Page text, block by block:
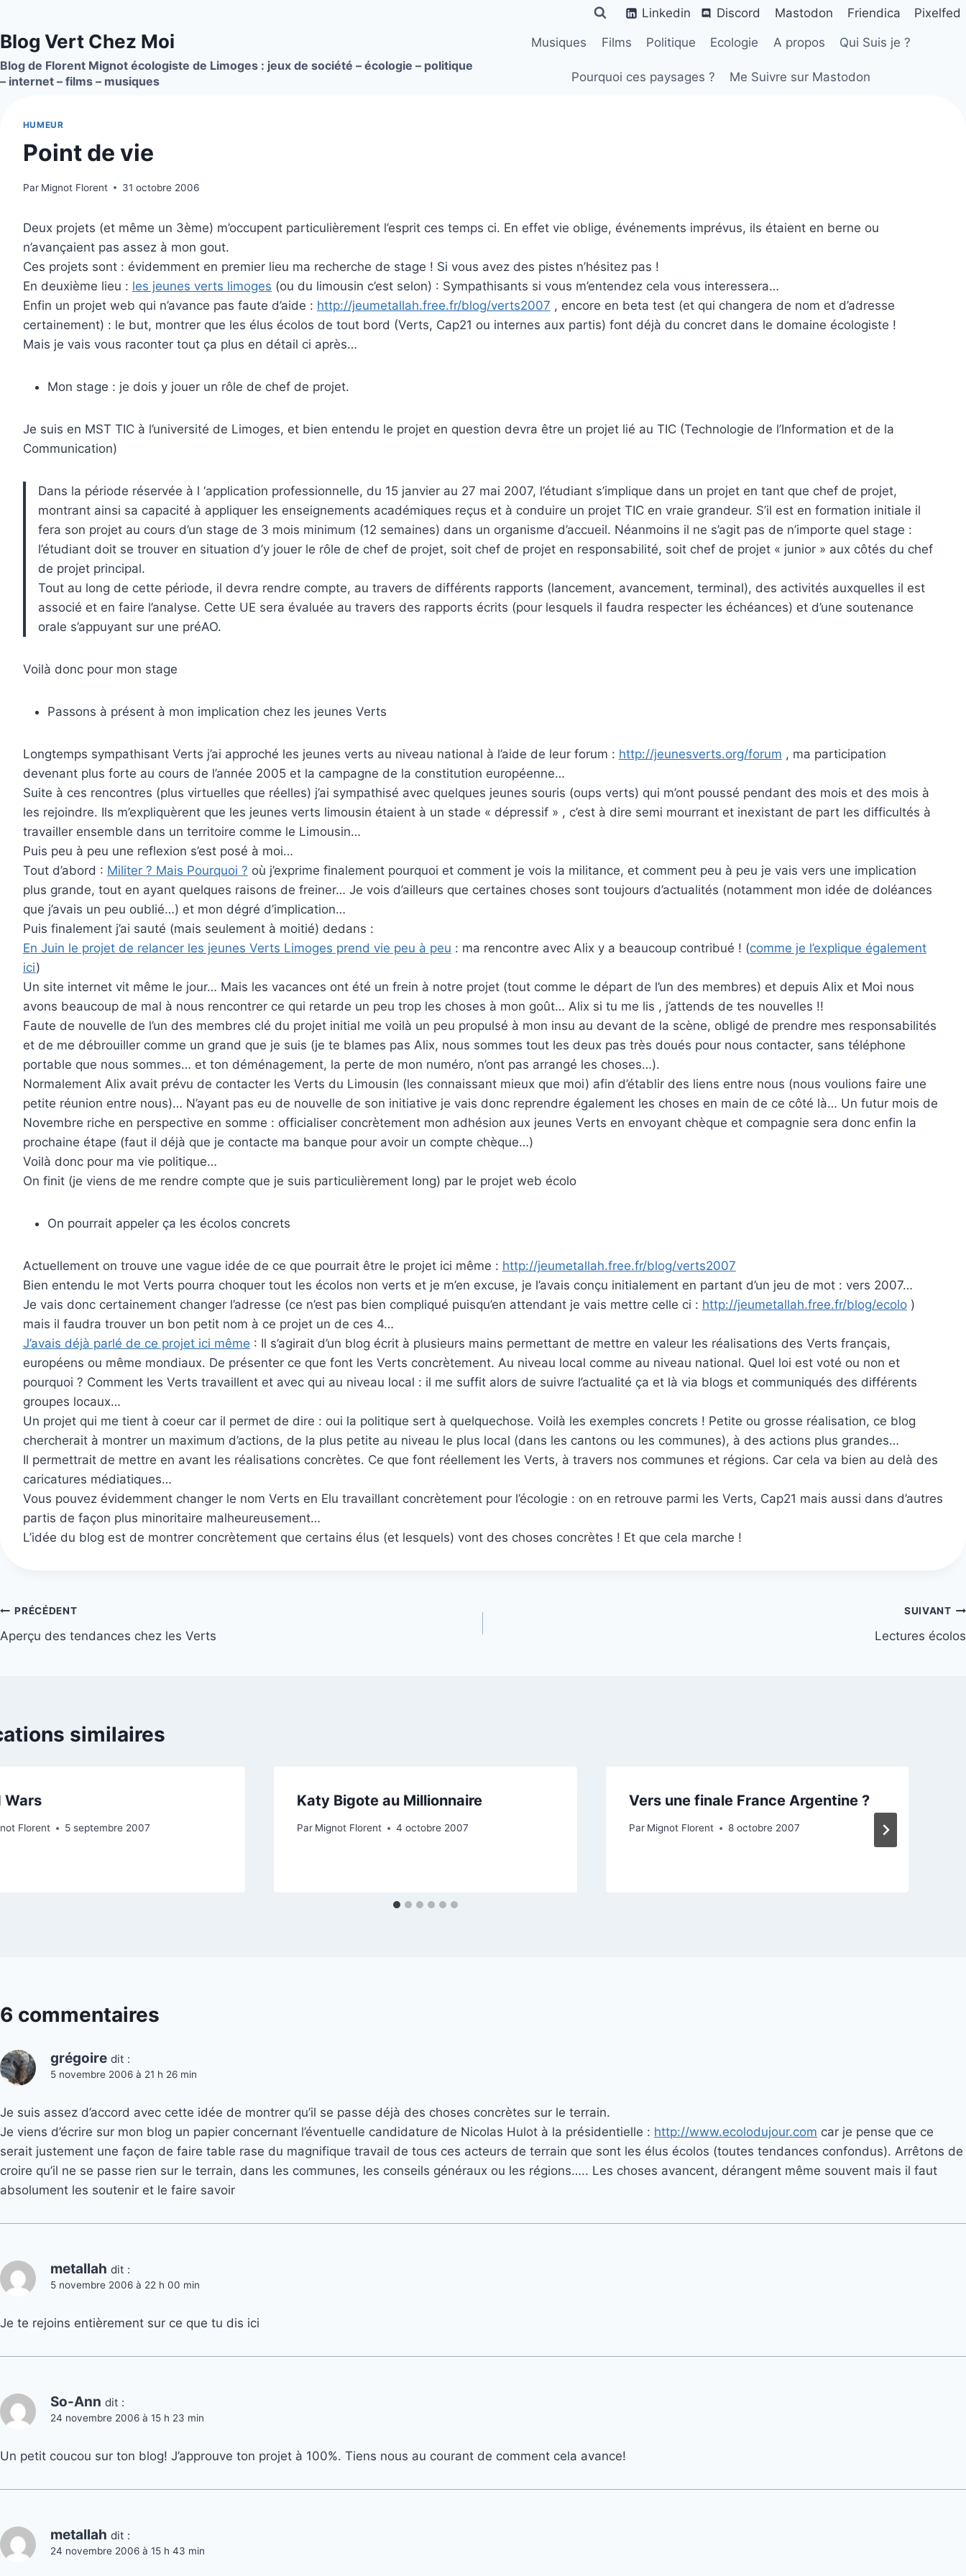
contenu
Linkedin Discord Mastodon Friendica Pixelfed
Blog Vert Chez Moi
Blog de Florent Mignot écologiste de Limoges : jeux de société – écologie – politique
– internet – films – musiques
Musiques Films Politique Ecologie A propos Qui Suis je ?
Pourquoi ces paysages ? Me Suivre sur Mastodon
HUMEUR
Point de vie
Par Mignot Florent 31 octobre 2006
Deux projets (et même un 3ème) m’occupent particulièrement l’esprit ces temps ci. En effet vie oblige, événements imprévus, ils étaient en berne ou
n’avançaient pas assez à mon gout.
Ces projets sont : évidemment en premier lieu ma recherche de stage ! Si vous avez des pistes n’hésitez pas !
En deuxième lieu : les jeunes verts limoges (ou du limousin c’est selon) : Sympathisants si vous m’entendez cela vous interessera…
Enfin un projet web qui n’avance pas faute d’aide : http://jeumetallah.free.fr/blog/verts2007 , encore en beta test (et qui changera de nom et d’adresse
certainement) : le but, montrer que les élus écolos de tout bord (Verts, Cap21 ou internes aux partis) font déjà du concret dans le domaine écologiste !
Mais je vais vous raconter tout ça plus en détail ci après…
Mon stage : je dois y jouer un rôle de chef de projet.
Je suis en MST TIC à l’université de Limoges, et bien entendu le projet en question devra être un projet lié au TIC (Technologie de l’Information et de la
Communication)
Dans la période réservée à l ‘application professionnelle, du 15 janvier au 27 mai 2007, l’étudiant s’implique dans un projet en tant que chef de projet,
montrant ainsi sa capacité à appliquer les enseignements académiques reçus et à conduire un projet TIC en vraie grandeur. S’il est en formation initiale il
fera son projet au cours d’un stage de 3 mois minimum (12 semaines) dans un organisme d’accueil. Néanmoins il ne s’agit pas de n’importe quel stage :
l’étudiant doit se trouver en situation d’y jouer le rôle de chef de projet, soit chef de projet en responsabilité, soit chef de projet « junior » aux côtés du chef
de projet principal.
Tout au long de cette période, il devra rendre compte, au travers de différents rapports (lancement, avancement, terminal), des activités auxquelles il est
associé et en faire l’analyse. Cette UE sera évaluée au travers des rapports écrits (pour lesquels il faudra respecter les échéances) et d’une soutenance
orale s’appuyant sur une préAO.
Voilà donc pour mon stage
Passons à présent à mon implication chez les jeunes Verts
Longtemps sympathisant Verts j’ai approché les jeunes verts au niveau national à l’aide de leur forum : http://jeunesverts.org/forum , ma participation
devenant plus forte au cours de l’année 2005 et la campagne de la constitution européenne…
Suite à ces rencontres (plus virtuelles que réelles) j’ai sympathisé avec quelques jeunes souris (oups verts) qui m’ont poussé pendant des mois et des mois à
les rejoindre. Ils m’expliquèrent que les jeunes verts limousin étaient à un stade « dépressif » , c’est à dire semi mourrant et inexistant de part les difficultés à
travailler ensemble dans un territoire comme le Limousin…
Puis peu à peu une reflexion s’est posé à moi…
Tout d’abord : Militer ? Mais Pourquoi ? où j’exprime finalement pourquoi et comment je vois la militance, et comment peu à peu je vais vers une implication
plus grande, tout en ayant quelques raisons de freiner… Je vois d’ailleurs que certaines choses sont toujours d’actualités (notamment mon idée de doléances
que j’avais un peu oublié…) et mon dégré d’implication…
Puis finalement j’ai sauté (mais seulement à moitié) dedans :
En Juin le projet de relancer les jeunes Verts Limoges prend vie peu à peu : ma rencontre avec Alix y a beaucoup contribué ! (comme je l’explique également
ici)
Un site internet vit même le jour… Mais les vacances ont été un frein à notre projet (tout comme le départ de l’un des membres) et depuis Alix et Moi nous
avons beaucoup de mal à nous rencontrer ce qui retarde un peu trop les choses à mon goût… Alix si tu me lis , j’attends de tes nouvelles !!
Faute de nouvelle de l’un des membres clé du projet initial me voilà un peu propulsé à mon insu au devant de la scène, obligé de prendre mes responsabilités
et de me débrouiller comme un grand que je suis (je te blames pas Alix, nous sommes tout les deux pas très doués pour nous contacter, sans téléphone
portable que nous sommes… et ton déménagement, la perte de mon numéro, n’ont pas arrangé les choses…).
Normalement Alix avait prévu de contacter les Verts du Limousin (les connaissant mieux que moi) afin d’établir des liens entre nous (nous voulions faire une
petite réunion entre nous)… N’ayant pas eu de nouvelle de son initiative je vais donc reprendre également les choses en main de ce côté là… Un futur mois de
Novembre riche en perspective en somme : officialiser concrètement mon adhésion aux jeunes Verts en envoyant chèque et compagnie sera donc enfin la
prochaine étape (faut il déjà que je contacte ma banque pour avoir un compte chèque…)
Voilà donc pour ma vie politique…
On finit (je viens de me rendre compte que je suis particulièrement long) par le projet web écolo
On pourrait appeler ça les écolos concrets
Actuellement on trouve une vague idée de ce que pourrait être le projet ici même : http://jeumetallah.free.fr/blog/verts2007
Bien entendu le mot Verts pourra choquer tout les écolos non verts et je m’en excuse, je l’avais conçu initialement en partant d’un jeu de mot : vers 2007…
Je vais donc certainement changer l’adresse (ce n’est pas bien compliqué puisqu’en attendant je vais mettre celle ci : http://jeumetallah.free.fr/blog/ecolo)
mais il faudra trouver un bon petit nom à ce projet un de ces 4…
J’avais déjà parlé de ce projet ici même : Il s’agirait d’un blog écrit à plusieurs mains permettant de mettre en valeur les réalisations des Verts français,
européens ou même mondiaux. De présenter ce que font les Verts concrètement. Au niveau local comme au niveau national. Quel loi est voté ou non et
pourquoi ? Comment les Verts travaillent et avec qui au niveau local : il me suffit alors de suivre l’actualité ça et là via blogs et communiqués des différents
groupes locaux…
Un projet qui me tient à coeur car il permet de dire : oui la politique sert à quelquechose. Voilà les exemples concrets ! Petite ou grosse réalisation, ce blog
chercherait à montrer un maximum d’actions, de la plus petite au niveau le plus local (dans les cantons ou les communes), à des actions plus grandes…
Il permettrait de mettre en avant les réalisations concrètes. Ce que font réellement les Verts, à travers nos communes et régions. Car cela va bien au delà des
caricatures médiatiques…
Vous pouvez évidemment changer le nom Verts en Elu travaillant concrètement pour l’écologie : on en retrouve parmi les Verts, Cap21 mais aussi dans d’autres
partis de façon plus minoritaire malheureusement…
L’idée du blog est de montrer concrètement que certains élus (et lesquels) vont des choses concrètes ! Et que cela marche !
Navigation
de
PRÉCÉDENT
Aperçu des tendances chez les Verts
SUIVANT
Lectures écolos
similaires
Wars
Florent 5 septembre 2007
Katy Bigote au Millionnaire
Par Mignot Florent 4 octobre 2007
Vers une finale France Argentine ?
Par Mignot Florent 8 octobre 2007
6 commentaires
grégoire dit :
5 novembre 2006 à 21 h 26 min
Je suis assez d’accord avec cette idée de montrer qu’il se passe déjà des choses concrètes sur le terrain.
Je viens d’écrire sur mon blog un papier concernant l’éventuelle candidature de Nicolas Hulot à la présidentielle : http://www.ecolodujour.com car je pense que ce
serait justement une façon de faire table rase du magnifique travail de tous ces acteurs de terrain que sont les élus écolos (toutes tendances confondus). Arrêtons de
croire qu’il ne se passe rien sur le terrain, dans les communes, les conseils généraux ou les régions….. Les choses avancent, dérangent même souvent mais il faut
absolument les soutenir et le faire savoir
metallah dit :
5 novembre 2006 à 22 h 00 min
Je te rejoins entièrement sur ce que tu dis ici
So-Ann dit :
24 novembre 2006 à 15 h 23 min
Un petit coucou sur ton blog! J’approuve ton projet à 100%. Tiens nous au courant de comment cela avance!
metallah dit :
24 novembre 2006 à 15 h 43 min